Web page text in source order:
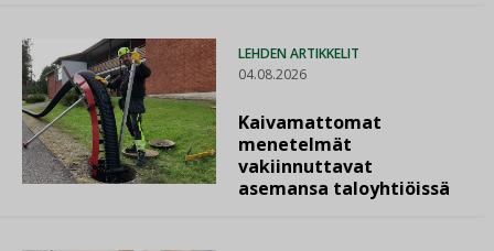
LEHDEN ARTIKKELIT
04.08.2026
Kaivamattomat
menetelmät
vakiinnuttavat
asemansa taloyhtiöissä